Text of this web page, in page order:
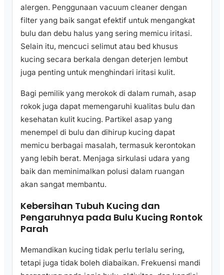
alergen. Penggunaan vacuum cleaner dengan
filter yang baik sangat efektif untuk mengangkat
bulu dan debu halus yang sering memicu iritasi.
Selain itu, mencuci selimut atau bed khusus
kucing secara berkala dengan deterjen lembut
juga penting untuk menghindari iritasi kulit.
Bagi pemilik yang merokok di dalam rumah, asap
rokok juga dapat memengaruhi kualitas bulu dan
kesehatan kulit kucing. Partikel asap yang
menempel di bulu dan dihirup kucing dapat
memicu berbagai masalah, termasuk kerontokan
yang lebih berat. Menjaga sirkulasi udara yang
baik dan meminimalkan polusi dalam ruangan
akan sangat membantu.
Kebersihan Tubuh Kucing dan
Pengaruhnya pada Bulu Kucing Rontok
Parah
Memandikan kucing tidak perlu terlalu sering,
tetapi juga tidak boleh diabaikan. Frekuensi mandi